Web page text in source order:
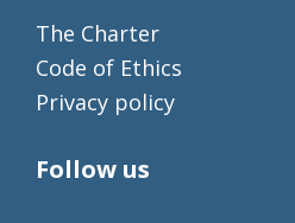
The Charter
Code of Ethics
Privacy policy
Follow us